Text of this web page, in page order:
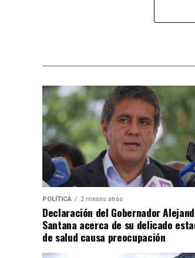
POLÍTICA 2 meses atrás
Declaración del Gobernador
Santana acerca de su delicado
de salud causa preocupación